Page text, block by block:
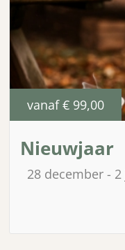
vanaf € 99,00
Nieuwjaar
28 december